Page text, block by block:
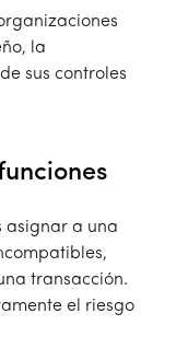
la
sus controles
asignar a una
transacción.
el riesgo